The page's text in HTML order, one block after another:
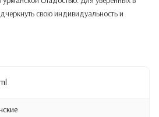
свою индивидуальность и